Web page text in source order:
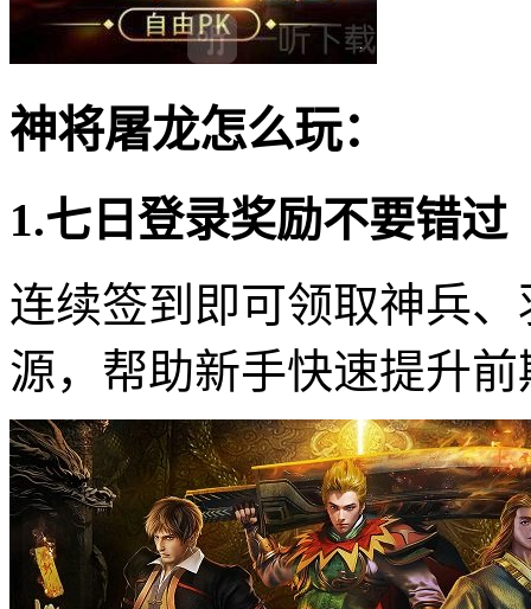
神将屠龙怎么玩：
1.七日登录奖励不要错过
连续签到即可领取神兵
源，帮助新手快速提升